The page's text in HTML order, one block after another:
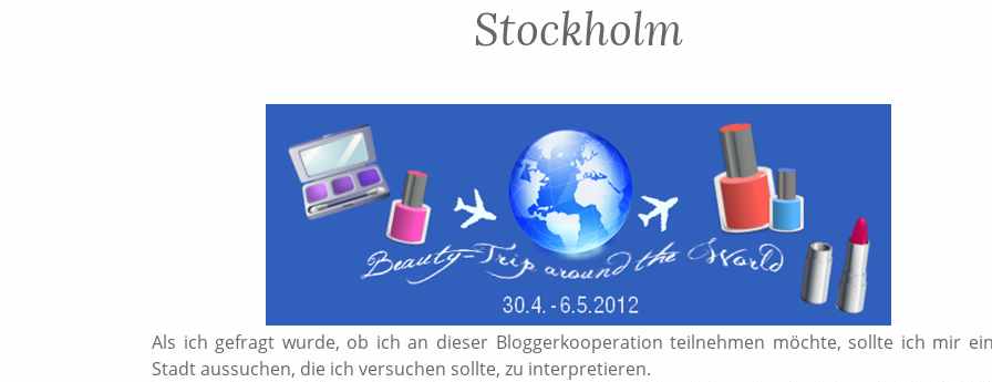
Stockholm
Als ich gefragt wurde, ob ich an dieser Bloggerkooperation teilnehmen möchte, sollte ich mir
Stadt aussuchen, die ich versuchen sollte, zu interpretieren.